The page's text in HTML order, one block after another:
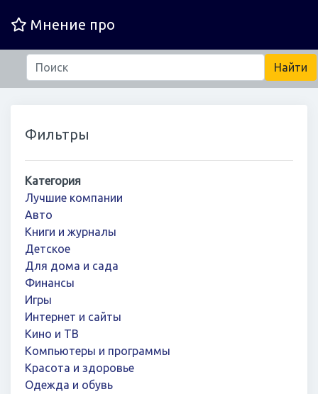
Мнение про
Фильтры
Категория
Лучшие компании
Авто
Книги и журналы
Детское
Для дома и сада
Финансы
Игры
Интернет и сайты
Кино и ТВ
Компьютеры и программы
Красота и здоровье
Одежда и обувь